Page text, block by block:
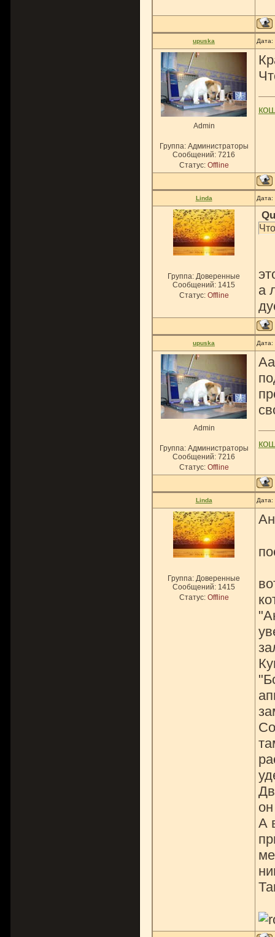
upuska
Admin
Группа: Администраторы
Сообщений: 7216
Статус: Offline
Linda
Группа: Доверенные
Сообщений: 1415
Статус: Offline
а
upuska
Admin
Группа: Администраторы
Сообщений: 7216
Статус: Offline
Linda
Группа: Доверенные
Сообщений: 1415
Статус: Offline
А